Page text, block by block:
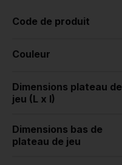
Code de produit
Couleur
Dimensions plateau de
jeu (L x l)
Dimensions bas de
plateau de jeu